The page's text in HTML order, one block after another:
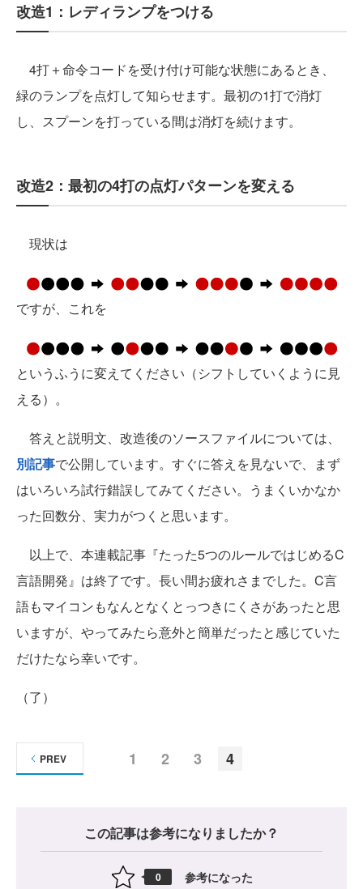
改造1：レディランプをつける
4打＋命令コードを受け付け可能な状態にあるとき、
緑のランプを点灯して知らせます。最初の1打で消灯
し、スプーンを打っている間は消灯を続けます。
改造2：最初の4打の点灯パターンを変える
現状は
ですが、これを
というふうに変えてください（シフトしていくように見
える）。
答えと説明文、改造後のソースファイルについては、
別記事で公開しています。すぐに答えを見ないで、まず
はいろいろ試行錯誤してみてください。うまくいかなか
った回数分、実力がつくと思います。
以上で、本連載記事『たった5つのルールではじめるC
言語開発』は終了です。長い間お疲れさまでした。C言
語もマイコンもなんとなくとっつきにくさがあったと思
いますが、やってみたら意外と簡単だったと感じていた
だけたなら幸いです。
（了）
1 2 3 4
PREV
この記事は参考になりましたか？
0 参考になった